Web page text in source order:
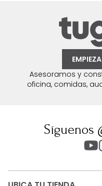
Asesoramos y
oficina, comidas,
Síguenos